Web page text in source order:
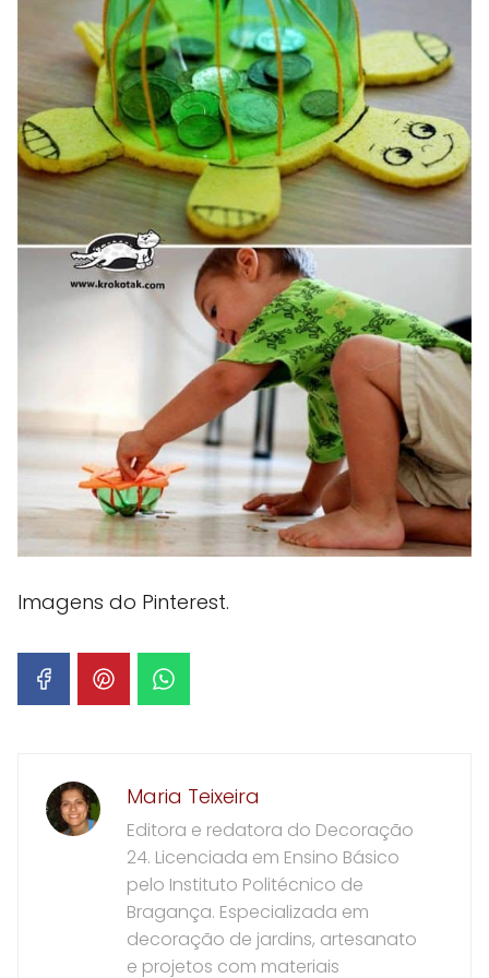
Imagens do Pinterest.
Maria Teixeira
Editora e redatora do Decoração
24. Licenciada em Ensino Básico
pelo Instituto Politécnico de
Bragança. Especializada em
decoração de jardins, artesanato
e projetos com materiais